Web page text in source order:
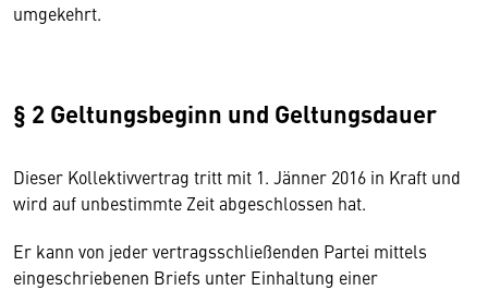
umgekehrt.
§ 2 Geltungsbeginn und Geltungsdauer
Dieser Kollektivvertrag tritt mit 1. Jänner 2016 in Kraft und
wird auf unbestimmte Zeit abgeschlossen hat.
Er kann von jeder vertragsschließenden Partei mittels
eingeschriebenen Briefs unter Einhaltung einer